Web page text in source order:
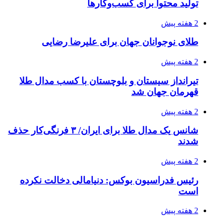
تولید محتوا برای کسب‌وکارها
2 هفته پیش
طلای نوجوانان جهان برای علیرضا رضایی
2 هفته پیش
تیرانداز سیستان و بلوچستان با کسب مدال طلا
قهرمان جهان شد
2 هفته پیش
شانس یک مدال طلا برای ایران/ ۳ فرنگی‌کار حذف
شدند
2 هفته پیش
رئیس فدراسیون بوکس: دنیامالی دخالت نکرده
است
2 هفته پیش